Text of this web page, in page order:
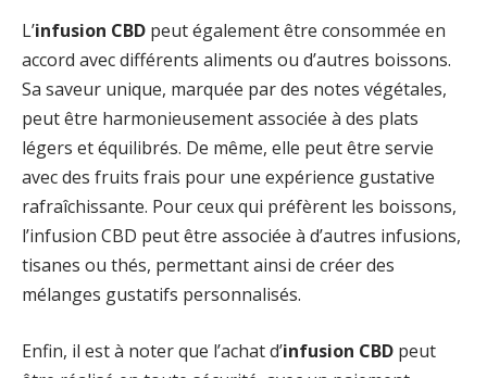
L’infusion CBD peut également être consommée en
accord avec différents aliments ou d’autres boissons.
Sa saveur unique, marquée par des notes végétales,
peut être harmonieusement associée à des plats
légers et équilibrés. De même, elle peut être servie
avec des fruits frais pour une expérience gustative
rafraîchissante. Pour ceux qui préfèrent les boissons,
l’infusion CBD peut être associée à d’autres infusions,
tisanes ou thés, permettant ainsi de créer des
mélanges gustatifs personnalisés.
Enfin, il est à noter que l’achat d’infusion CBD peut